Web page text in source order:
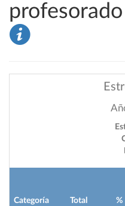
Categoría Total %